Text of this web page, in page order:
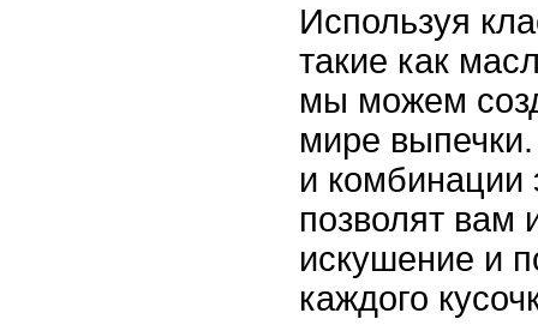
Используя
такие как
мы можем
мире
и комбинации
позволят вам
искушение и
каждого